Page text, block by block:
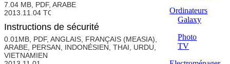
7.04 MB, PDF, ARABE
2013.11.04
Instructions de sécurité
0.01MB, PDF, ANGLAIS, FRANÇAIS (MEASIA),
ARABE, PERSAN, INDONÉSIEN, THAI, URDU,
VIETNAMIEN
Ordinateurs
Galaxy
Photo
TV